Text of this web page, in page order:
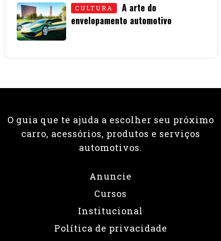
CULTURA
A arte do
envelopamento automotivo
O guia que te ajuda a escolher seu próximo
carro, acessórios, produtos e serviços
automotivos.
Anuncie
Cursos
Institucional
Política de privacidade